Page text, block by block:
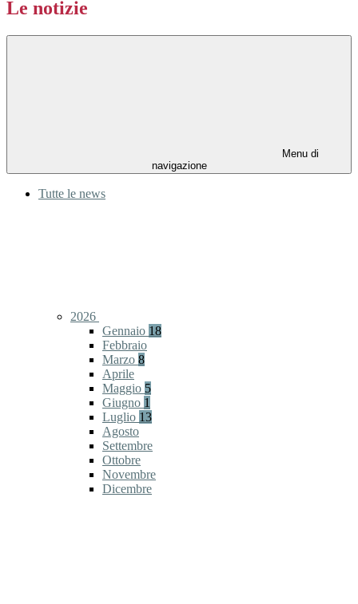
Le notizie
Menu di
navigazione
Tutte le news
2026
Gennaio 18
Febbraio
Marzo 8
Aprile
Maggio 5
Giugno 1
Luglio 13
Agosto
Settembre
Ottobre
Novembre
Dicembre